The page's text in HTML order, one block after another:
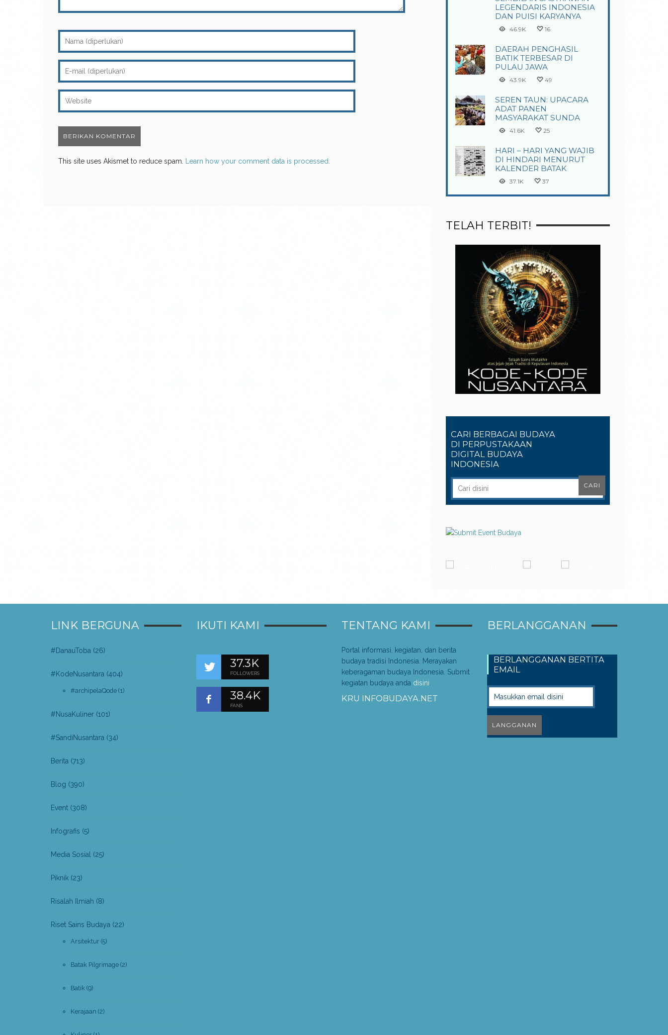
This site uses Akismet to reduce spam. Learn how your comment data is processed.
LEGENDARIS INDONESIA
DAN PUISI KARYANYA
46.9K 16
DAERAH PENGHASIL
BATIK TERBESAR DI
PULAU JAWA
43.9K 49
SEREN TAUN: UPACARA
ADAT PANEN
MASYARAKAT SUNDA
41.6K 25
HARI – HARI YANG WAJIB
DI HINDARI MENURUT
KALENDER BATAK
37.1K 37
TELAH TERBIT!
CARI BERBAGAI BUDAYA
DI PERPUSTAKAAN
DIGITAL BUDAYA
INDONESIA
LINK BERGUNA
#DanauToba (26)
#KodeNusantara (404)
#archipelaQode (1)
#NusaKuliner (101)
#SandiNusantara (34)
Berita (713)
Blog (390)
Event (308)
Infografis (5)
Media Sosial (25)
Piknik (23)
Risalah Ilmiah (8)
Riset Sains Budaya (22)
Arsitektur (5)
Batak Pilgrimage (2)
Batik (9)
Kerajaan (2)
IKUTI KAMI
37.3K
FOLLOWERS
38.4K
FANS
TENTANG KAMI
Portal informasi, kegiatan, dan berita
budaya tradisi Indonesia. Merayakan
keberagaman budaya Indonesia. Submit
kegiatan budaya anda disini.
KRU INFOBUDAYA.NET
BERLANGGANAN
BERLANGGANAN BERTITA
EMAIL